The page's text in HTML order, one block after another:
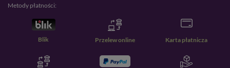
Metody płatności:
Blik Przelew online Karta płatnicza